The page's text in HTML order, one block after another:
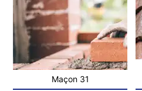
Maçon 31